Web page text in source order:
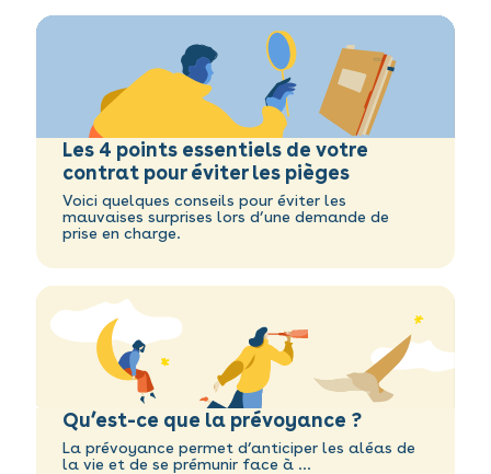
Les 4 points essentiels de votre
contrat pour éviter les pièges
Voici quelques conseils pour éviter les
mauvaises surprises lors d’une demande de
prise en charge.
Qu’est-ce que la prévoyance ?
La prévoyance permet d’anticiper les aléas de
la vie et de se prémunir face à ...